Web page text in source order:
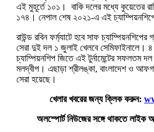
এই মুহূর্তে ১০১। বাকি দলের মধ্যে কুয়েতের
১৭৪। নেপাল শেষ ২০২১-এ এই
রাউন্ড রবিন ফর্ম্যাটে হবে সাফ
সেরা দুই দল ১ জুলাই খেলবে সেমিফাইনালে।
চ্যাম্পিয়নশিপ জিতে এই টুর্নামেন্টের সফলতম
মলদ্বীপ। এছাড়া শ্রীলঙ্কা, বাংলাদেশ ও
সেরা হয়েছে।
খেলার খবরের জন্য ক্লিক করুন:
অলস্পোর্ট নিউজের সঙ্গে থাকতে